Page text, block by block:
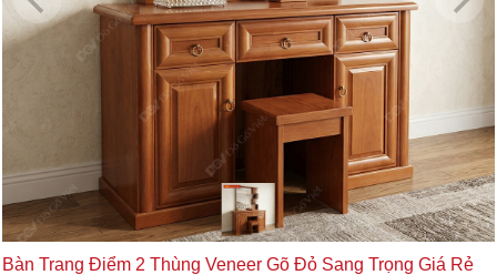
Bàn Trang Điểm 2 Thùng Veneer Gõ Đỏ Sang Trọng Giá Rẻ